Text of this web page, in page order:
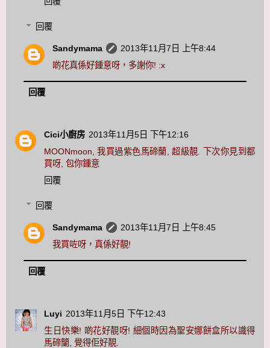
回覆
Sandymama
2013年11月7日 上午8:44
啲花真係好鍾意呀，多謝你! :x
回覆
Cici小廚房 2013年11月5日 下午12:16
MOONmoon, 我買過紫色馬碲蘭, 超級靚. 下次你見到都
買呀, 包你鍾意
回覆
回覆
Sandymama
2013年11月7日 上午8:45
我買咗呀，真係好靚!
回覆
Luyi 2013年11月5日 下午12:43
生日快樂! 啲花好靚呀! 細個時因為聖安娜餅盒所以識得
馬碲籣, 覺得佢好靚.